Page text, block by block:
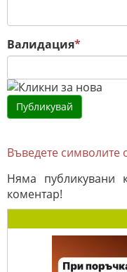
Валидация*
Въведете символите
Няма публикувани
коментар!